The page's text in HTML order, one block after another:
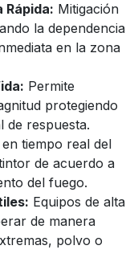
Rápida: Mitigación
la dependencia
en la zona
Permite
protegiendo
de respuesta.
tiempo real del
de acuerdo a
del fuego.
Equipos de alta
de manera
polvo o